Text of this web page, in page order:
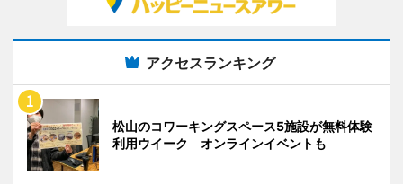
アクセスランキング
松山のコワーキングスペース5施設が無料体験
利用ウイーク オンラインイベントも